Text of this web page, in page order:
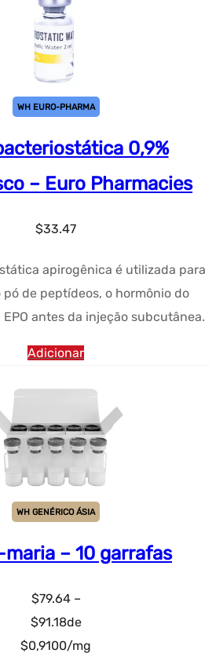
WH EURO-PHARMA
0,9%
– Euro Pharmacies
$33.47
apirogênica é utilizada para
de peptídeos, o hormônio do
antes da injeção subcutânea.
Adicionar
WH GENÉRICO ÁSIA
– 10 garrafas
$79.64 –
$91.18Faixa
de
de
$0,9100/mg